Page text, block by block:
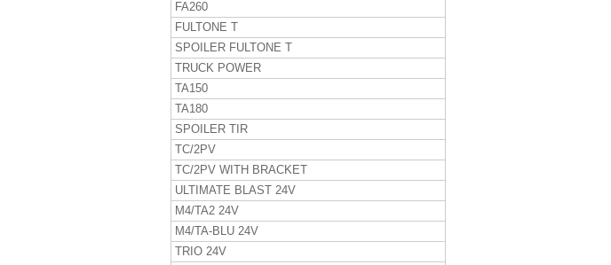
FA260
FULTONE T
SPOILER FULTONE T
TRUCK POWER
TA150
TA180
SPOILER TIR
TC/2PV
TC/2PV WITH BRACKET
ULTIMATE BLAST 24V
M4/TA2 24V
M4/TA-BLU 24V
TRIO 24V